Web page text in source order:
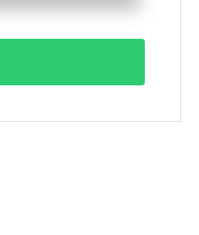
تحریریه
بابک نقاش
تحریریه